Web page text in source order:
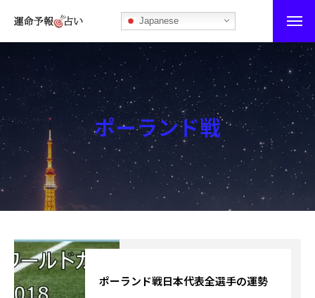
Japanese
運命予報占い
運命予報占いとは
あなたの所属部屋を探そう！
最恐の相性占い
秘伝公開！吉凶カレンダー
記事カテゴリー
ブログ
ポーランド戦
ポーランド戦日本代表全選手の運勢